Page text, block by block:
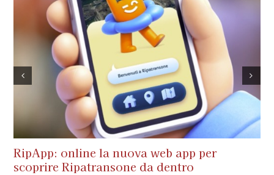
RipApp: online la nuova web app per
scoprire Ripatransone da dentro